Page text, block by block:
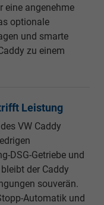
eine angenehme
optionale
und smarte
zu einem
Leistung
VW Caddy
DSG-Getriebe und
der Caddy
souverän.
Automatik und